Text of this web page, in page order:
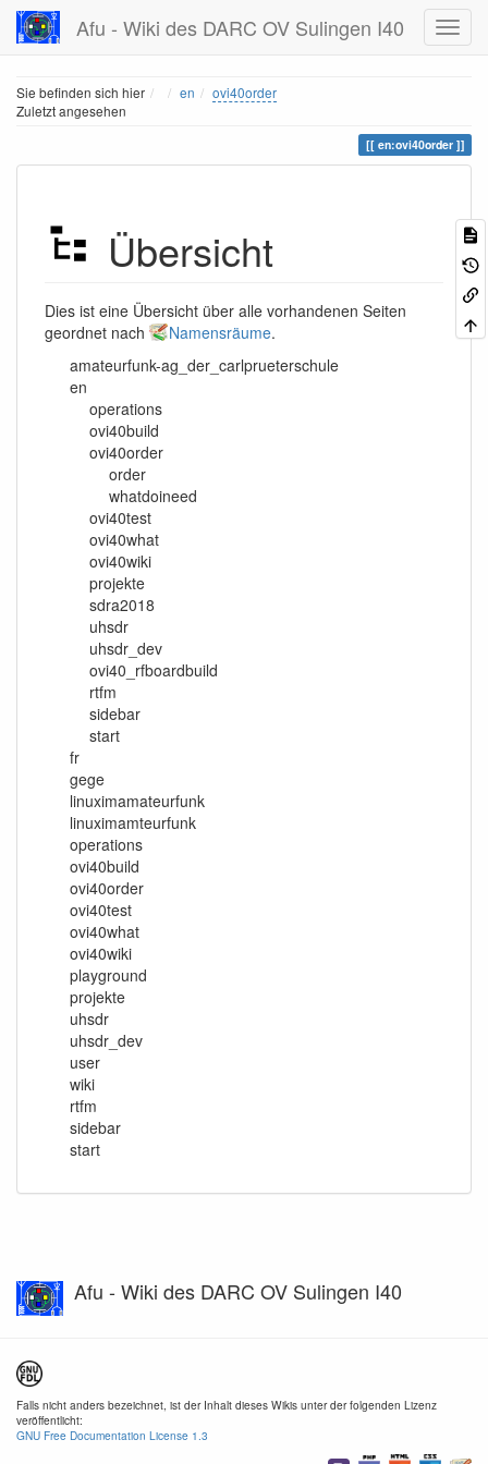
Afu - Wiki des DARC OV Sulingen I40
Sie befinden sich hier Home
en
ovi40order
Zuletzt angesehen
en:ovi40order
Übersicht
Dies ist eine Übersicht über alle vorhandenen Seiten
geordnet nach
Namensräume.
amateurfunk-ag_der_carlprueterschule
en
operations
ovi40build
ovi40order
order
whatdoineed
ovi40test
ovi40what
ovi40wiki
projekte
sdra2018
uhsdr
uhsdr_dev
ovi40_rfboardbuild
rtfm
sidebar
start
fr
gege
linuximamateurfunk
linuximamteurfunk
operations
ovi40build
ovi40order
ovi40test
ovi40what
ovi40wiki
playground
projekte
uhsdr
uhsdr_dev
user
wiki
rtfm
sidebar
start
Afu - Wiki des DARC OV Sulingen I40
Falls nicht anders bezeichnet, ist der Inhalt dieses Wikis unter der folgenden Lizenz
veröffentlicht:
GNU Free Documentation License 1.3